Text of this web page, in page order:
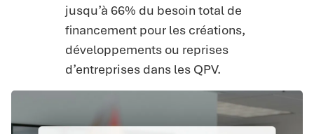
jusqu’à 66% du besoin total de
financement pour les créations,
développements ou reprises
d’entreprises dans les QPV.